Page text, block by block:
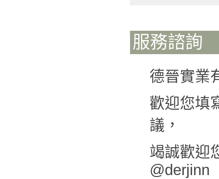
服務諮詢
德晉實業
歡迎您填
議，
竭誠歡迎
@derjinn